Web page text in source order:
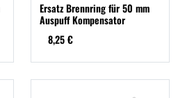
Ersatz Brennring für 50 mm
Auspuff Kompensator
8,25 €